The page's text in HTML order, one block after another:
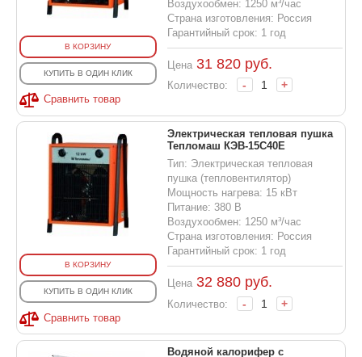
В КОРЗИНУ
КУПИТЬ В ОДИН КЛИК
Сравнить товар
Воздухообмен: 1250 м³/час
Страна изготовления: Россия
Гарантийный срок: 1 год
Цена 31 820руб.
Количество: - +
В КОРЗИНУ
КУПИТЬ В ОДИН КЛИК
Сравнить товар
Электрическая тепловая пушка
Тепломаш КЭВ-15С40Е
Тип: Электрическая тепловая
пушка (тепловентилятор)
Мощность нагрева: 15 кВт
Питание: 380 В
Воздухообмен: 1250 м³/час
Страна изготовления: Россия
Гарантийный срок: 1 год
Цена 32 880руб.
Количество: - +
Водяной калорифер с